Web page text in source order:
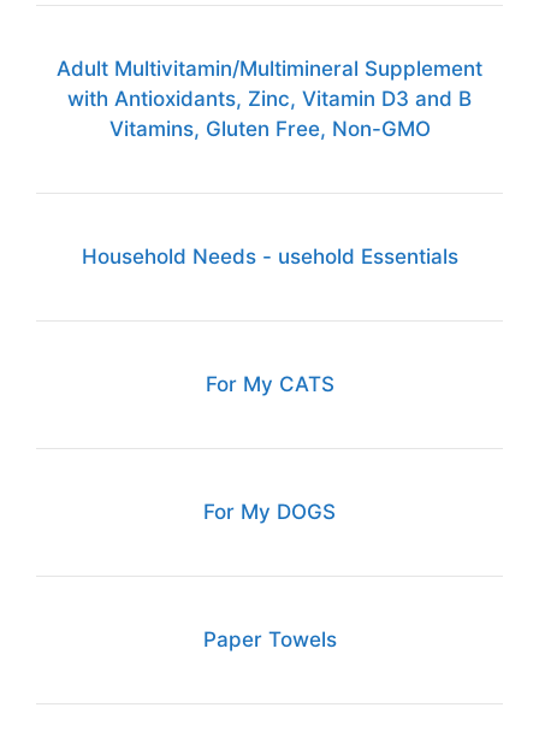
Adult Multivitamin/Multimineral Supplement
with Antioxidants, Zinc, Vitamin D3 and B
Vitamins, Gluten Free, Non-GMO
Household Needs - usehold Essentials
For My CATS
For My DOGS
Paper Towels